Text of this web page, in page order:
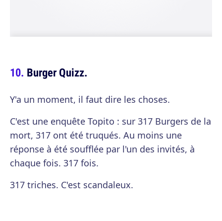
Burger Quizz.
Y'a un moment, il faut dire les choses.
C'est une enquête Topito : sur 317 Burgers de la
mort, 317 ont été truqués. Au moins une
réponse à été soufflée par l'un des invités, à
chaque fois. 317 fois.
317 triches. C'est scandaleux.